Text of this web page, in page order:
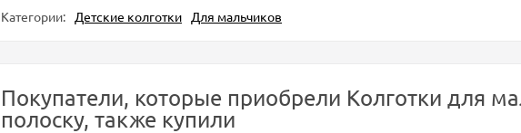
Категории: Детские колготки Для мальчиков
Покупатели, которые приобрели Колготки для
полоску, также купили